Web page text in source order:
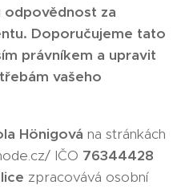
odpovědnost za
Doporučujeme tato
právníkem a upravit
vašeho
Hönigová na stránkách
IČO 76344428
zpracovává osobní